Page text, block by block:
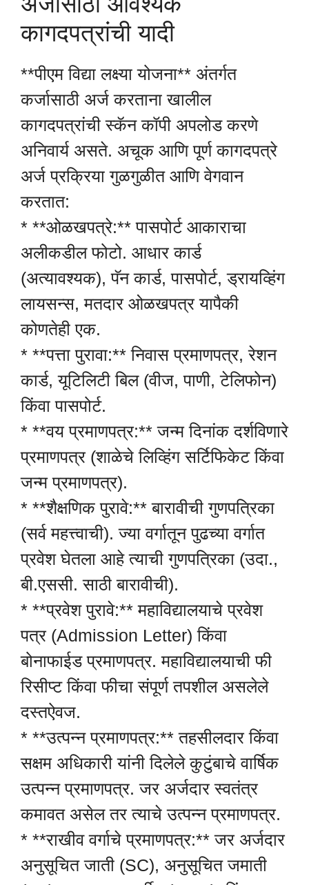
कागदपत्रांची यादी
**पीएम विद्या लक्ष्या योजना** अंतर्गत
कर्जासाठी अर्ज करताना खालील
कागदपत्रांची स्कॅन कॉपी अपलोड करणे
अनिवार्य असते. अचूक आणि पूर्ण कागदपत्रे
अर्ज प्रक्रिया गुळगुळीत आणि वेगवान
करतात:
* **ओळखपत्रे:** पासपोर्ट आकाराचा
अलीकडील फोटो. आधार कार्ड
(अत्यावश्यक), पॅन कार्ड, पासपोर्ट, ड्रायव्हिंग
लायसन्स, मतदार ओळखपत्र यापैकी
कोणतेही एक.
* **पत्ता पुरावा:** निवास प्रमाणपत्र, रेशन
कार्ड, यूटिलिटी बिल (वीज, पाणी, टेलिफोन)
किंवा पासपोर्ट.
* **वय प्रमाणपत्र:** जन्म दिनांक दर्शविणारे
प्रमाणपत्र (शाळेचे लिव्हिंग सर्टिफिकेट किंवा
जन्म प्रमाणपत्र).
* **शैक्षणिक पुरावे:** बारावीची गुणपत्रिका
(सर्व महत्त्वाची). ज्या वर्गातून पुढच्या वर्गात
प्रवेश घेतला आहे त्याची गुणपत्रिका (उदा.,
बी.एससी. साठी बारावीची).
* **प्रवेश पुरावे:** महाविद्यालयाचे प्रवेश
पत्र (Admission Letter) किंवा
बोनाफाईड प्रमाणपत्र. महाविद्यालयाची फी
रिसीप्ट किंवा फीचा संपूर्ण तपशील असलेले
दस्तऐवज.
* **उत्पन्न प्रमाणपत्र:** तहसीलदार किंवा
सक्षम अधिकारी यांनी दिलेले कुटुंबाचे वार्षिक
उत्पन्न प्रमाणपत्र. जर अर्जदार स्वतंत्र
कमावत असेल तर त्याचे उत्पन्न प्रमाणपत्र.
* **राखीव वर्गाचे प्रमाणपत्र:** जर अर्जदार
अनुसूचित जाती (SC), अनुसूचित जमाती